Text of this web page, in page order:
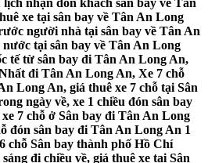
xe tại sân bay về Tân An Long
người nhà tại sân bay về Tân An
tại sân bay về Tân An Long
tế từ sân bay đi Tân An Long An,
đi Tân An Long An, Xe 7 chỗ
Long An, giá thuê xe 7 chỗ tại Sân
ngày về, xe 1 chiều đón sân bay
7 chỗ ở Sân bay đi Tân An Long
đón sân bay đi Tân An Long An 1
chỗ Sân bay thành phố Hồ Chí
đi chiều về, giá thuê xe tại Sân